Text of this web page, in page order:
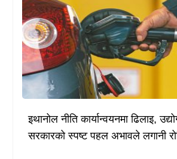
इथानोल नीति कार्यान्वयनमा ढिलाइ,
सरकारको स्पष्ट पहल अभावले लगानी